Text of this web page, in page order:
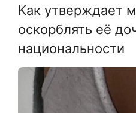
Как утверждает
оскорблять её
национальности